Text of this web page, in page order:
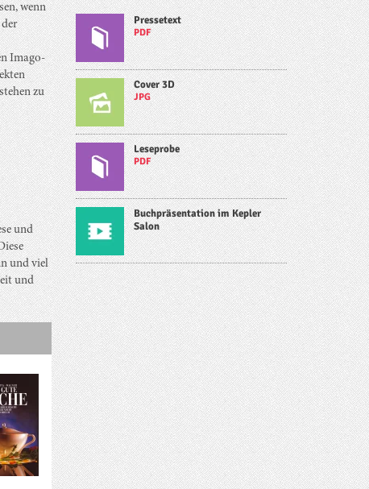
wenn
Imago-
zu
und
und viel
und
Pressetext
PDF
Cover 3D
JPG
Leseprobe
PDF
Buchpräsentation im Kepler
Salon